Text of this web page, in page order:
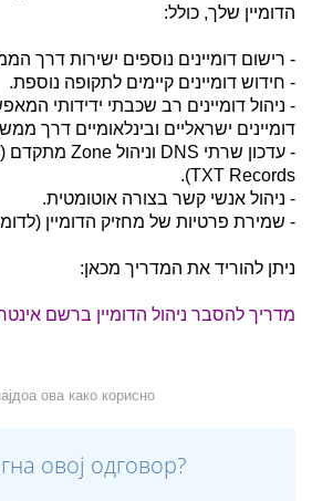
הדומיין שלך, כולל:
- רישום דומיינים נוספים ישירות דרך
- חידוש דומיינים קיימים לתקופה נוספת.
- ניהול דומיינים רב שכבתי ידידותי
דומיינים ישראליים ובינלאומיים דרך
TXT Records).
- ניהול אנשי קשר בצורה אוטומטית.
- שמירת פרטיות של מחזיק הדומיין
ניתן להוריד את המדריך מכאן:
מדריך להסבר ניהול הדומיין ברשם
ова како корисно
овој одговор?